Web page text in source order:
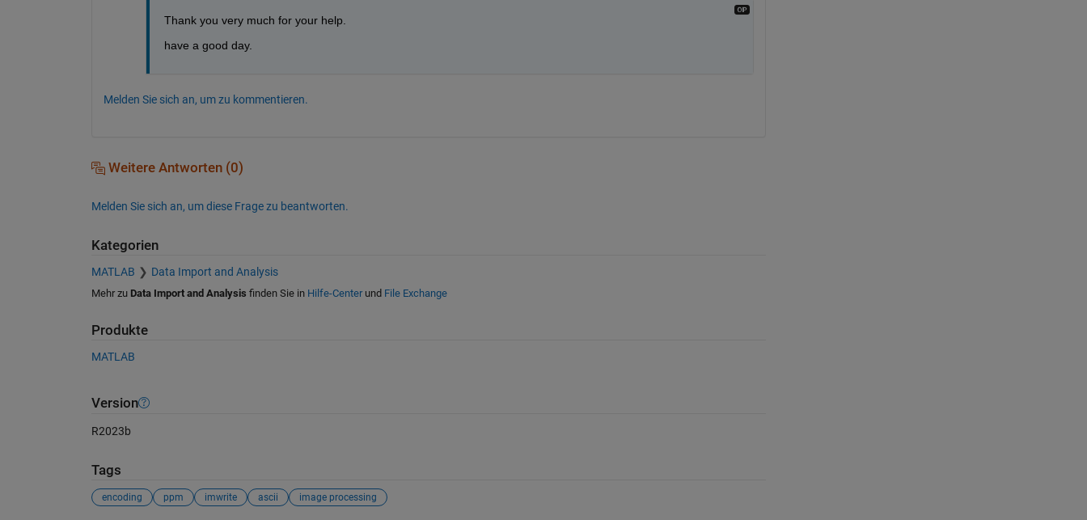
Thank you very much for your help.
have a good day.
Melden Sie sich an, um zu kommentieren.
Weitere Antworten (0)
Melden Sie sich an, um diese Frage zu beantworten.
Kategorien
MATLAB Data Import and Analysis
Mehr zu Data Import and Analysis finden Sie in Hilfe-Centerund File Exchange
Produkte
MATLAB
Version
R2023b
Tags
encoding ppm imwrite ascii image processing